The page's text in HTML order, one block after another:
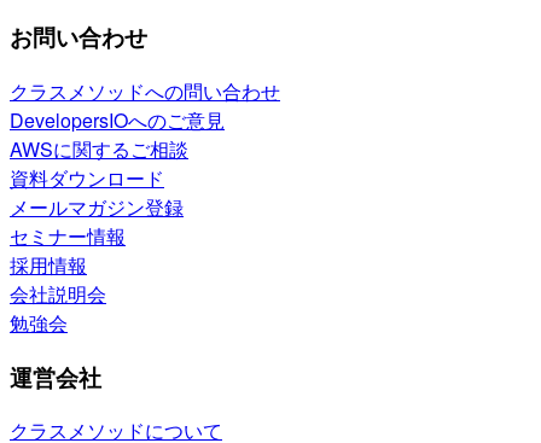
お問い合わせ
クラスメソッドへの問い合わせ
DevelopersIOへのご意見
AWSに関するご相談
資料ダウンロード
メールマガジン登録
セミナー情報
採用情報
会社説明会
勉強会
運営会社
クラスメソッドについて